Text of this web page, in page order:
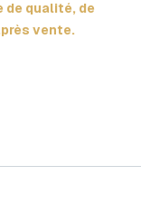
de qualité, de
vente.